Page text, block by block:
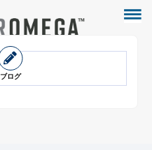
ブログ